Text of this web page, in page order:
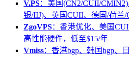
V.PS：美国(CN2/CUII/
银/IIJ)、英国CUII、德国/荷兰/
ZgoVPS：香港优化、美国
高性能硬件，低至$15/年
Vmiss：香港bgp、韩国bgp、